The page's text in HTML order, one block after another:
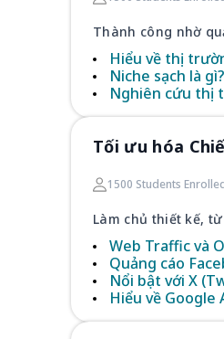
Thành công nhờ
Hiểu về thị
Niche sạch là
Nghiên cứu thị
Tối ưu hóa
1500 Students
Làm chủ thiết kế,
Web Traffic và
Quảng cáo
Nổi bật với X
Hiểu về Google